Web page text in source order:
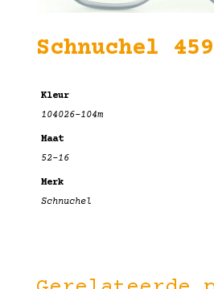
Schnuchel
Kleur
104026-104m
Maat
52-16
Merk
Schnuchel